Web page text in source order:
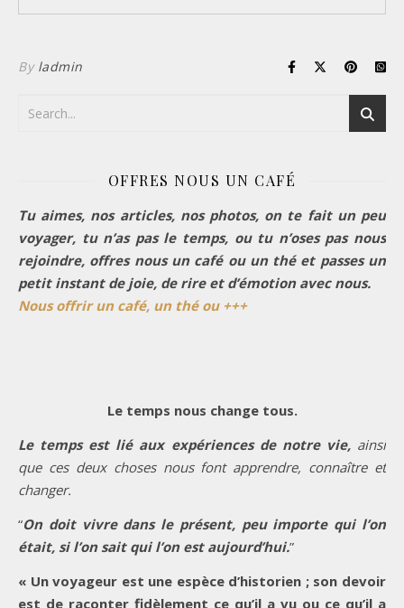
By ladmin
OFFRES NOUS UN CAFÉ
Tu aimes, nos articles, nos photos, on te fait un peu
voyager, tu n’as pas le temps, ou tu n’oses pas nous
rejoindre, offres nous un café ou un thé et passes un
petit instant de joie, de rire et d’émotion avec nous.
Nous offrir un café, un thé ou +++
Le temps nous change tous.
Le temps est lié aux expériences de notre vie, ainsi
que ces deux choses nous font apprendre, connaître et
changer.
“On doit vivre dans le présent, peu importe qui l’on
était, si l’on sait qui l’on est aujourd’hui.”
« Un voyageur est une espèce d’historien ; son devoir
est de raconter fidèlement ce qu’il a vu ou ce qu’il a